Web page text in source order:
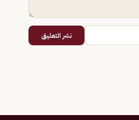
نشر التعليق